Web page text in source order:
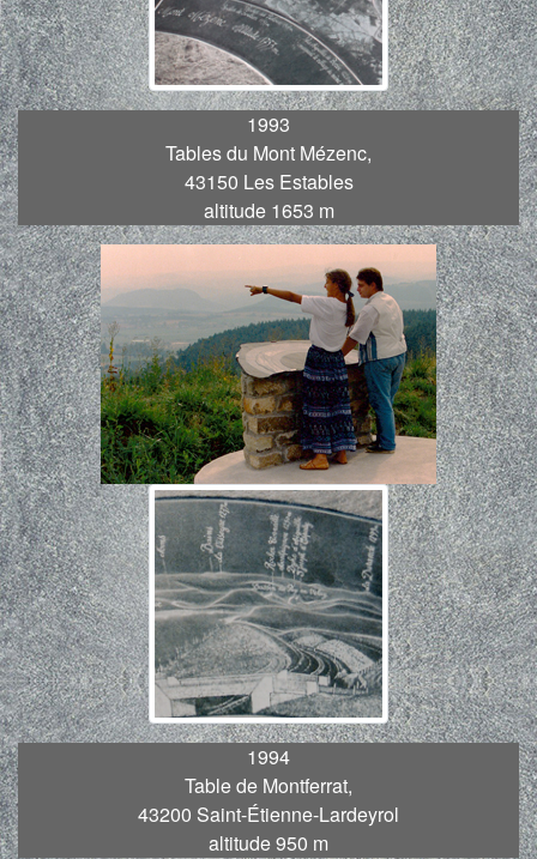
1993
Tables du Mont Mézenc,
43150 Les Estables
altitude 1653 m
1994
Table de Montferrat,
43200 Saint-Étienne-Lardeyrol
altitude 950 m